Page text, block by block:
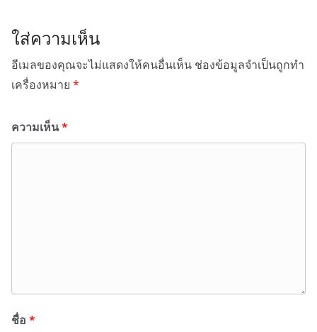
ใส่ความเห็น
อีเมลของคุณจะไม่แสดงให้คนอื่นเห็น ช่องข้อมูลจำเป็นถูกทำ
เครื่องหมาย *
ความเห็น*
ชื่อ *